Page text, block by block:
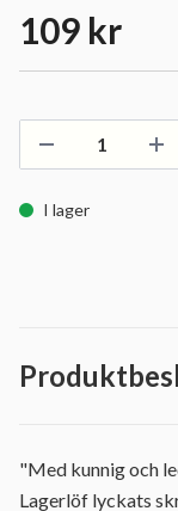
109 kr
I lager
"Med kunnig och
Lagerlöf lyckats